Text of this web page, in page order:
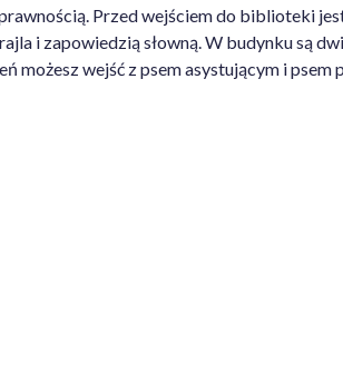
Przed wejściem do biblioteki
i zapowiedzią słowną. W budynku są
możesz wejść z psem asystującym i psem